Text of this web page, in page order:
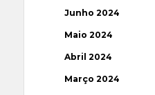
Junho 2024
Maio 2024
Abril 2024
Março 2024